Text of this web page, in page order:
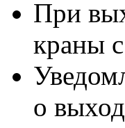
При
краны
о